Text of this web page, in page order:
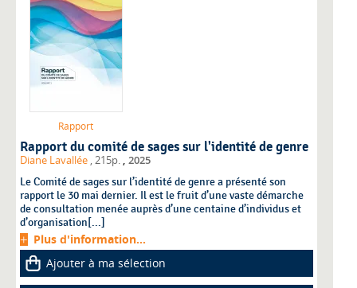
Rapport
Rapport du comité de sages sur l'identité de genre
Diane Lavallée , 215p. , 2025
Le Comité de sages sur l’identité de genre a présenté son
rapport le 30 mai dernier. Il est le fruit d’une vaste démarche
de consultation menée auprès d’une centaine d’individus et
d’organisation[...]
Plus d'information...
Ajouter à ma sélection